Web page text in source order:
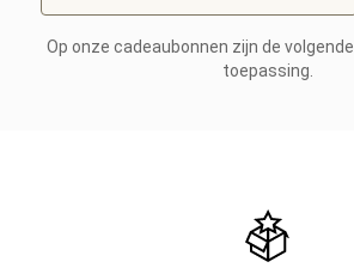
Op onze cadeaubonnen zijn de volgende
toepassing.